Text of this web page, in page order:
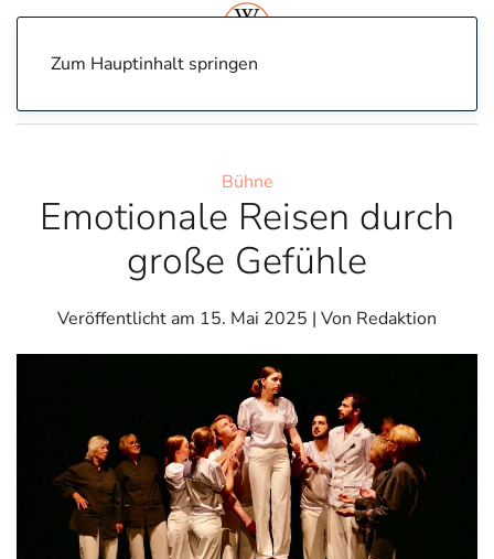
Zum Hauptinhalt springen
Bühne
Emotionale Reisen durch
große Gefühle
Veröffentlicht am 15. Mai 2025 | Von Redaktion